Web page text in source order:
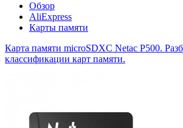
Обзор
AliExpress
Карты памяти
Карта памяти microSDXC Netac P500.
классификации карт памяти.